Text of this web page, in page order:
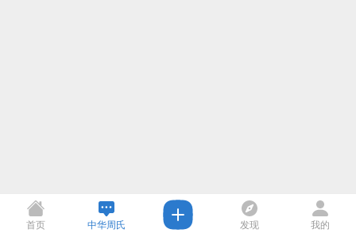
首页 中华周氏 发现 我的